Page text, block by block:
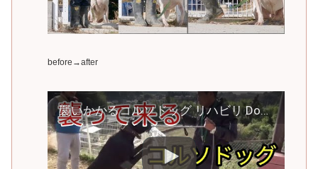
before→after
襲いかかるコルソドッグ リハビリ Dog Rescue A&R